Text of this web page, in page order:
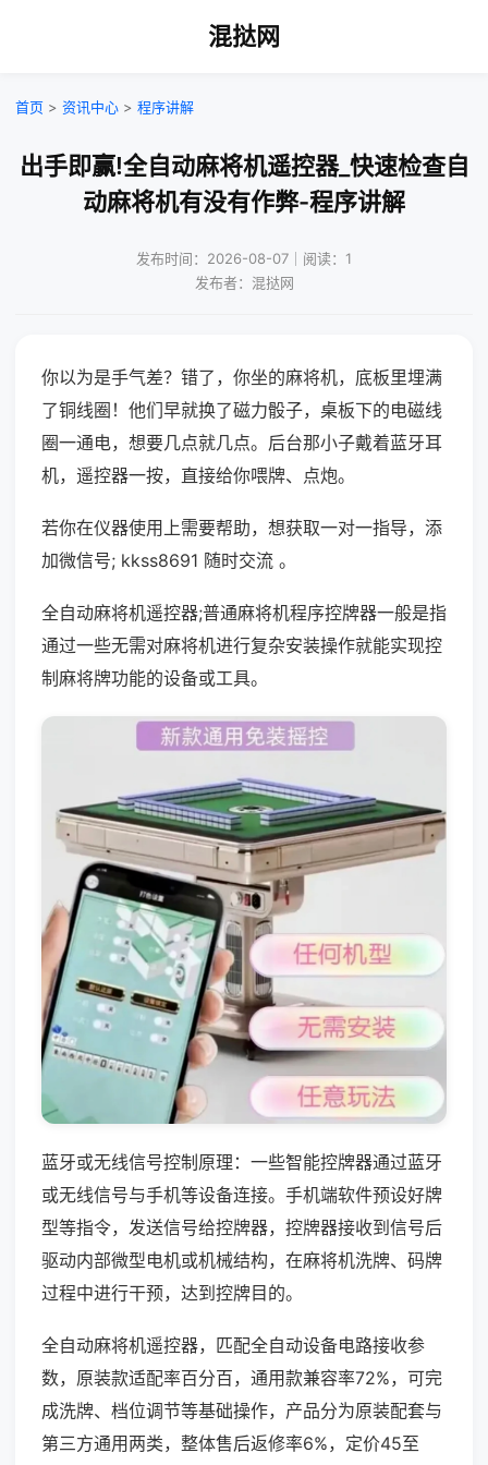
混挞网
首页 > 资讯中心 > 程序讲解
出手即赢!全自动麻将机遥控器_快速检查自
动麻将机有没有作弊-程序讲解
发布时间：2026-08-07｜阅读：1
发布者：混挞网
你以为是手气差？错了，你坐的麻将机，底板里埋满
了铜线圈！他们早就换了磁力骰子，桌板下的电磁线
圈一通电，想要几点就几点。后台那小子戴着蓝牙耳
机，遥控器一按，直接给你喂牌、点炮。
若你在仪器使用上需要帮助，想获取一对一指导，添
加微信号; kkss8691 随时交流 。
全自动麻将机遥控器;普通麻将机程序控牌器一般是指
通过一些无需对麻将机进行复杂安装操作就能实现控
制麻将牌功能的设备或工具。
蓝牙或无线信号控制原理：一些智能控牌器通过蓝牙
或无线信号与手机等设备连接。手机端软件预设好牌
型等指令，发送信号给控牌器，控牌器接收到信号后
驱动内部微型电机或机械结构，在麻将机洗牌、码牌
过程中进行干预，达到控牌目的。
全自动麻将机遥控器，匹配全自动设备电路接收参
数，原装款适配率百分百，通用款兼容率72%，可完
成洗牌、档位调节等基础操作，产品分为原装配套与
第三方通用两类，整体售后返修率6%，定价45至